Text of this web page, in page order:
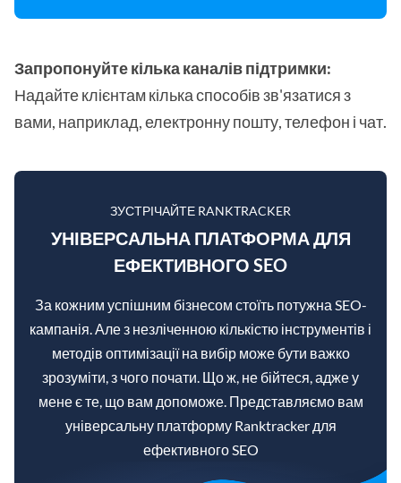
Запропонуйте кілька каналів підтримки:
Надайте клієнтам кілька способів зв'язатися з
вами, наприклад, електронну пошту, телефон і чат.
ЗУСТРІЧАЙТЕ RANKTRACKER
УНІВЕРСАЛЬНА ПЛАТФОРМА ДЛЯ
ЕФЕКТИВНОГО SEO
За кожним успішним бізнесом стоїть потужна SEO-
кампанія. Але з незліченною кількістю інструментів і
методів оптимізації на вибір може бути важко
зрозуміти, з чого почати. Що ж, не бійтеся, адже у
мене є те, що вам допоможе. Представляємо вам
універсальну платформу Ranktracker для
ефективного SEO